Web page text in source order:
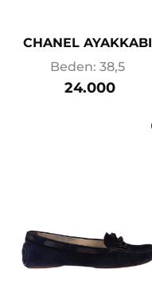
CHANEL AYAKKABI
Beden: 38,5
24.000